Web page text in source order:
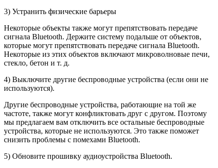
3) Устранить физические барьеры
Некоторые объекты также могут препятствовать передаче
сигнала Bluetooth. Держите систему подальше от объектов,
которые могут препятствовать передаче сигнала Bluetooth.
Некоторые из этих объектов включают микроволновые печи,
стекло, бетон и т. д.
4) Выключите другие беспроводные устройства (если они не
используются).
Другие беспроводные устройства, работающие на той же
частоте, также могут конфликтовать друг с другом. Поэтому
мы предлагаем вам отключить все остальные беспроводные
устройства, которые не используются. Это также поможет
снизить проблемы с помехами Bluetooth.
5) Обновите прошивку аудиоустройства Bluetooth.